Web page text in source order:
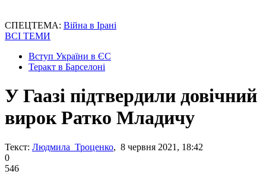
СПЕЦТЕМА: Війна в Ірані
ВСІ ТЕМИ
Вступ України в ЄС
Теракт в Барселоні
У Гаазі підтвердили довічний
вирок Ратко Младичу
Текст: Людмила Троценко, 8 червня 2021, 18:42
0
546